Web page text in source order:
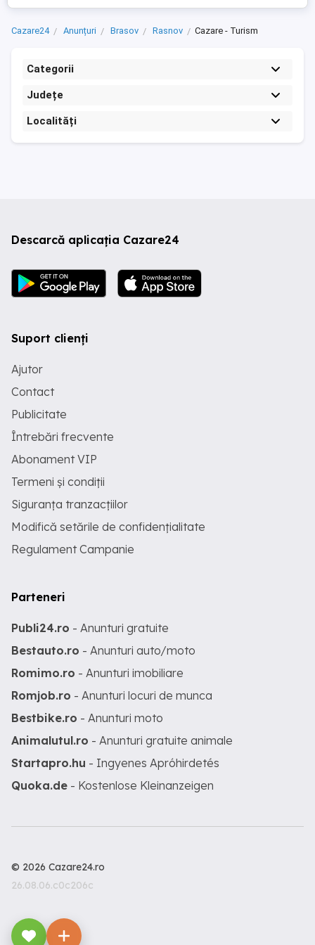
Cazare24 Anunțuri Brasov Rasnov Cazare - Turism
Categorii
Județe
Localități
Descarcă aplicația Cazare24
Suport clienți
Ajutor
Contact
Publicitate
Întrebări frecvente
Abonament VIP
Termeni și condiții
Siguranța tranzacțiilor
Modifică setările de confidențialitate
Regulament Campanie
Parteneri
Publi24.ro - Anunturi gratuite
Bestauto.ro - Anunturi auto/moto
Romimo.ro - Anunturi imobiliare
Romjob.ro - Anunturi locuri de munca
Bestbike.ro - Anunturi moto
Animalutul.ro - Anunturi gratuite animale
Startapro.hu - Ingyenes Apróhirdetés
Quoka.de - Kostenlose Kleinanzeigen
© 2026 Cazare24.ro
26.08.06.c0c206c